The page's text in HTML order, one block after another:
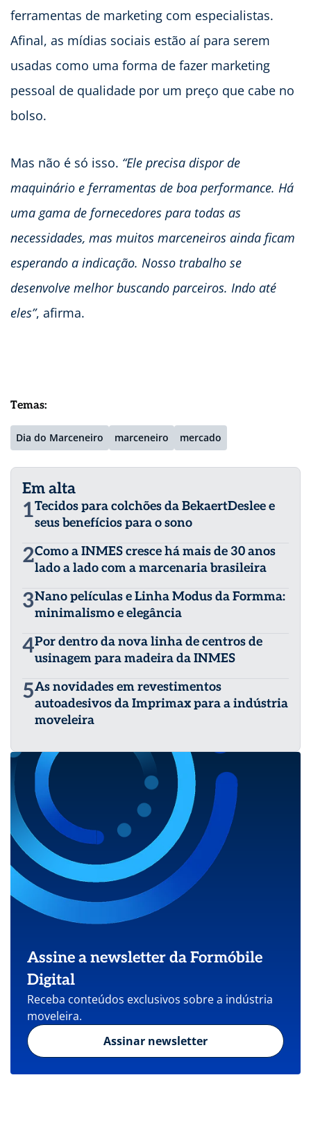
ferramentas de marketing com especialistas.
Afinal, as mídias sociais estão aí para serem
usadas como uma forma de fazer marketing
pessoal de qualidade por um preço que cabe no
bolso.
Mas não é só isso. “Ele precisa dispor de
maquinário e ferramentas de boa performance. Há
uma gama de fornecedores para todas as
necessidades, mas muitos marceneiros ainda ficam
esperando a indicação. Nosso trabalho se
desenvolve melhor buscando parceiros. Indo até
eles”, afirma.
Temas:
Dia do Marceneiro marceneiro mercado
Em alta
1Tecidos para colchões da BekaertDeslee e
seus benefícios para o sono
2Como a INMES cresce há mais de 30 anos
lado a lado com a marcenaria brasileira
3Nano películas e Linha Modus da Formma:
minimalismo e elegância
4Por dentro da nova linha de centros de
usinagem para madeira da INMES
5As novidades em revestimentos
autoadesivos da Imprimax para a indústria
moveleira
Assine a newsletter da Formóbile
Digital
Receba conteúdos exclusivos sobre a indústria
moveleira.
Assinar newsletter